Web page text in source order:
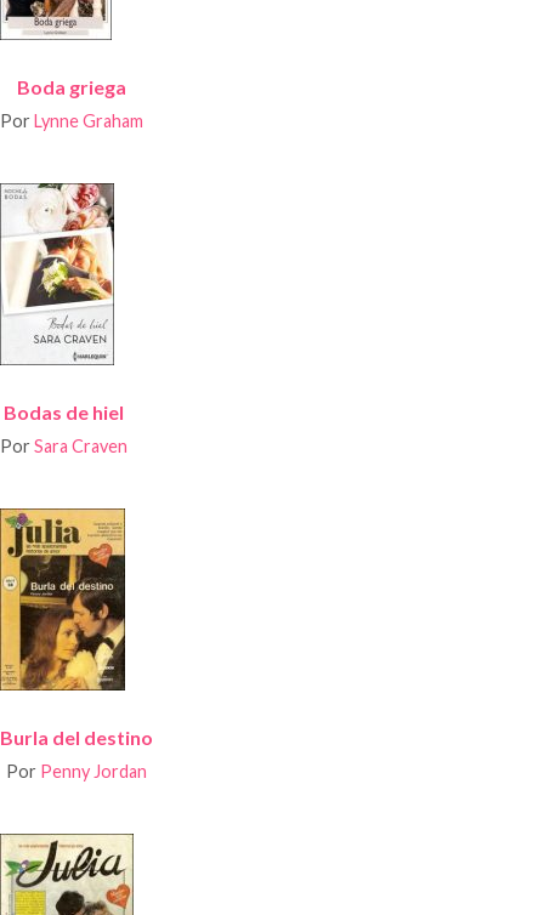
Boda griega
Por Lynne Graham
Bodas de hiel
Por Sara Craven
Burla del destino
Por Penny Jordan